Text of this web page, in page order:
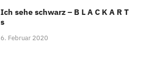
Ich sehe schwarz – B L A C K A R T
s
6. Februar 2020